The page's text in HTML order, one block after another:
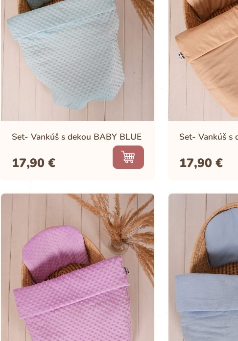
Set- Vankúš s dekou BABY BLUE
17,90 €
Set- Vankúš s
17,90 €